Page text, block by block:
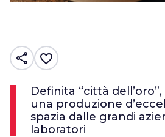
share favorite_border
Definita “città
una produzione
spazia dalle grandi
laboratori